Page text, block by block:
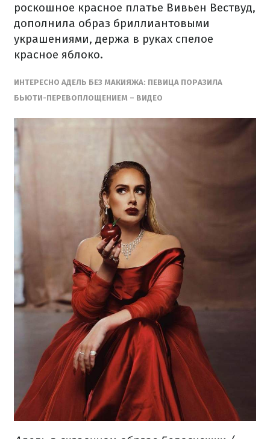
роскошное красное платье Вивьен Вествуд,
дополнила образ бриллиантовыми
украшениями, держа в руках спелое
красное яблоко.
ИНТЕРЕСНО АДЕЛЬ БЕЗ МАКИЯЖА: ПЕВИЦА ПОРАЗИЛА
БЬЮТИ-ПЕРЕВОПЛОЩЕНИЕМ – ВИДЕО